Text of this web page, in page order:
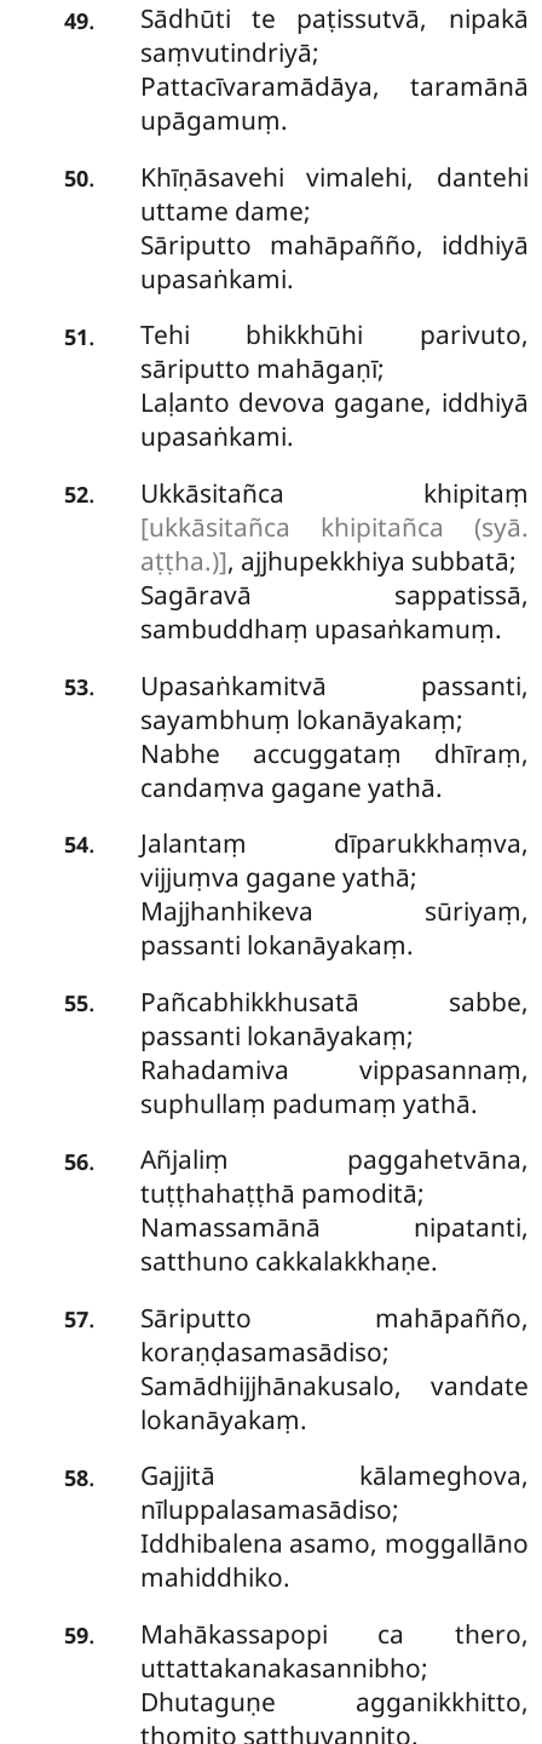
49. Sādhūtite paṭissutvā, nipakā
saṃvutindriyā;
Pattacīvaramādāya, taramānā
upāgamuṃ.
50.
Khīṇāsavehi vimalehi, dantehi
uttame dame;
Sāriputto mahāpañño, iddhiyā
upasaṅkami.
51. Tehi bhikkhūhi parivuto,
sāriputto mahāgaṇī;
Laḷanto devova gagane, iddhiyā
upasaṅkami.
52.
Ukkāsitañca khipitaṃ
[ukkāsitañca khipitañca (syā.
aṭṭha.)], ajjhupekkhiya subbatā;
Sagāravā sappatissā,
sambuddhaṃ upasaṅkamuṃ.
53.
Upasaṅkamitvā passanti,
sayambhuṃ lokanāyakaṃ;
Nabhe accuggataṃ dhīraṃ,
candaṃva gagane yathā.
54.
Jalantaṃ dīparukkhaṃva,
vijjuṃva gagane yathā;
Majjhanhikeva sūriyaṃ,
passanti lokanāyakaṃ.
55.
Pañcabhikkhusatā sabbe,
passanti lokanāyakaṃ;
Rahadamiva vippasannaṃ,
suphullaṃ padumaṃ yathā.
56. Añjaliṃ paggahetvāna,
tuṭṭhahaṭṭhā pamoditā;
Namassamānā nipatanti,
satthuno cakkalakkhaṇe.
57.
Sāriputto mahāpañño,
koraṇḍasamasādiso;
Samādhijjhānakusalo, vandate
lokanāyakaṃ.
58.
Gajjitā kālameghova,
nīluppalasamasādiso;
Iddhibalena asamo, moggallāno
mahiddhiko.
59. Mahākassapopi ca thero,
uttattakanakasannibho;
Dhutaguṇe agganikkhitto,
thomito satthuvaṇṇito.